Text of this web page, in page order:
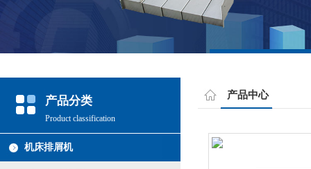
产品分类
Product classification
机床排屑机
产品中心